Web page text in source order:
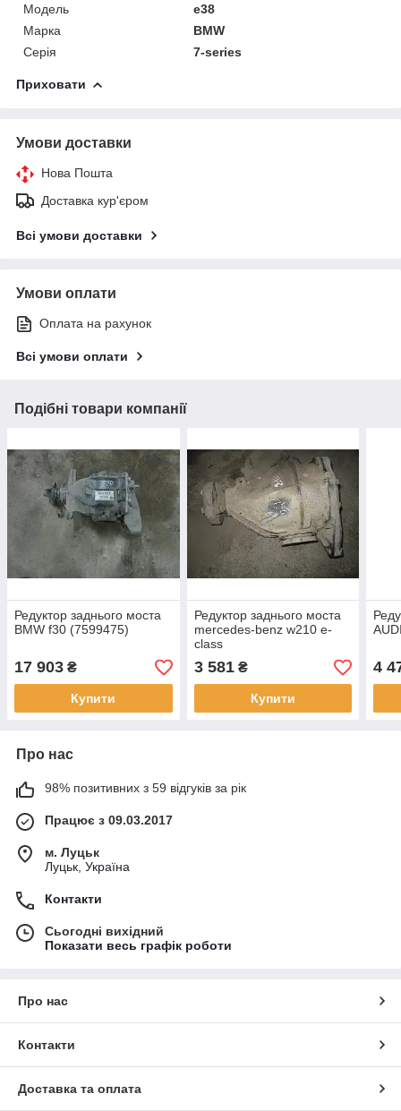
Модель
е38
Марка
BMW
Серія
7-series
Приховати
Умови доставки
Нова Пошта
Доставка кур'єром
Всі умови доставки
Умови оплати
Оплата на рахунок
Всі умови оплати
Подібні товари компанії
Редуктор заднього моста
BMW f30 (7599475)
17 903 ₴
Купити
Редуктор заднього моста
mercedes-benz w210 e-
class
3 581₴
Купити
4
Про нас
98% позитивних з 59 відгуків за рік
Працює з 09.03.2017
м. Луцьк
Луцьк, Україна
Контакти
Сьогодні вихідний
Показати весь графік роботи
Про нас
Контакти
Доставка та оплата